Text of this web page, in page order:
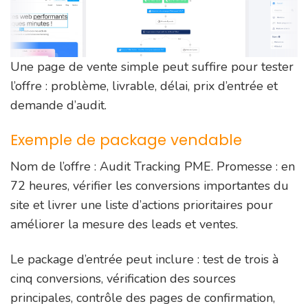
Une page de vente simple peut suffire pour tester
l’offre : problème, livrable, délai, prix d’entrée et
demande d’audit.
Exemple de package vendable
Nom de l’offre : Audit Tracking PME. Promesse : en
72 heures, vérifier les conversions importantes du
site et livrer une liste d’actions prioritaires pour
améliorer la mesure des leads et ventes.
Le package d’entrée peut inclure : test de trois à
cinq conversions, vérification des sources
principales, contrôle des pages de confirmation,